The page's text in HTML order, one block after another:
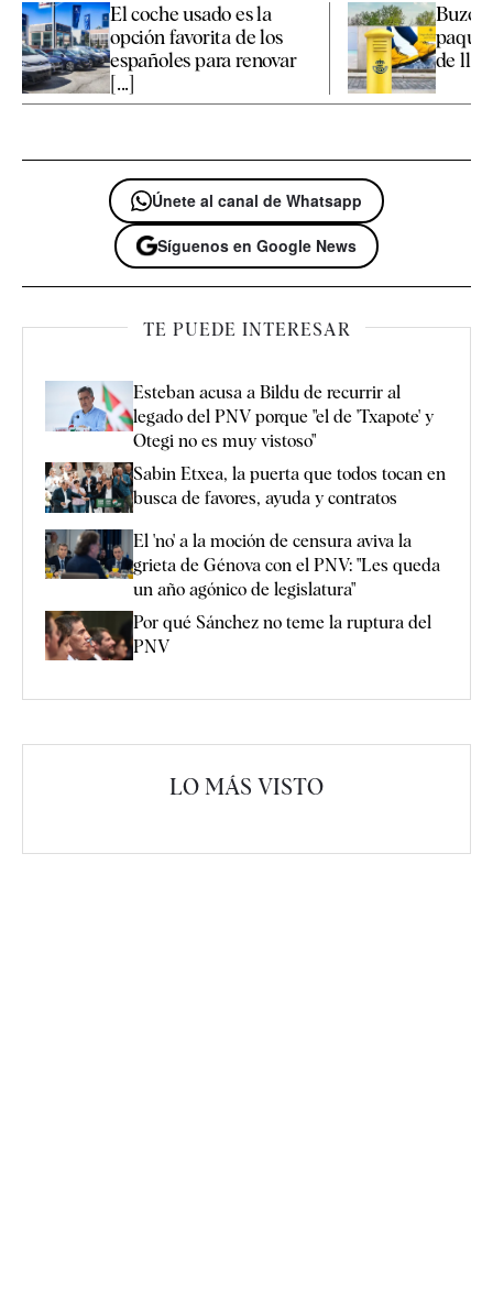
El coche usado es la
opción favorita de los
españoles para renovar
[...]
de
Únete al canal de Whatsapp
Síguenos en Google News
TE PUEDE INTERESAR
Esteban acusa a Bildu de recurrir al
legado del PNV porque "el de 'Txapote' y
Otegi no es muy vistoso"
Sabin Etxea, la puerta que todos tocan en
busca de favores, ayuda y contratos
El 'no' a la moción de censura aviva la
grieta de Génova con el PNV: "Les queda
un año agónico de legislatura"
Por qué Sánchez no teme la ruptura del
PNV
LO MÁS VISTO